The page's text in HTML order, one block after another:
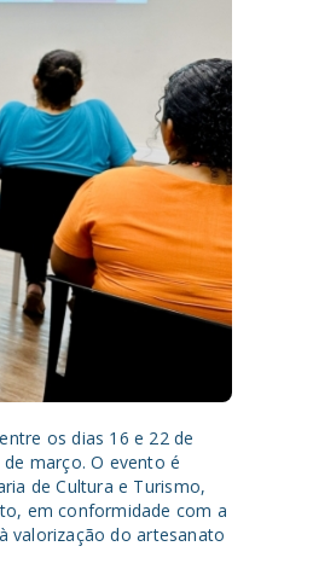
os dias 16 e 22 de
março. O evento é
de Cultura e Turismo,
em conformidade com a
valorização do artesanato